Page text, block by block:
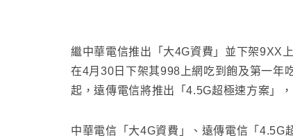
繼中華電信推出「大4G資費」並下架9XX
在4月30日下架其998上網吃到飽及第一年
起，遠傳電信將推出「4.5G超極速方案」
中華電信「大4G資費」 、 遠傳電信 「4.5G